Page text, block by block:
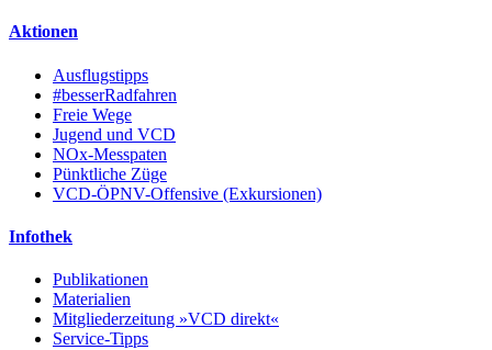
Aktionen
Ausflugstipps
#besserRadfahren
Freie Wege
Jugend und VCD
NOx-Messpaten
Pünktliche Züge
VCD-ÖPNV-Offensive (Exkursionen)
Infothek
Publikationen
Materialien
Mitgliederzeitung »VCD direkt«
Service-Tipps